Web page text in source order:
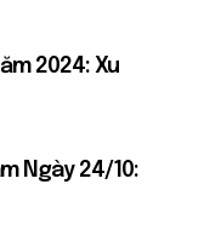
2024: Xu
Ngày 24/10: